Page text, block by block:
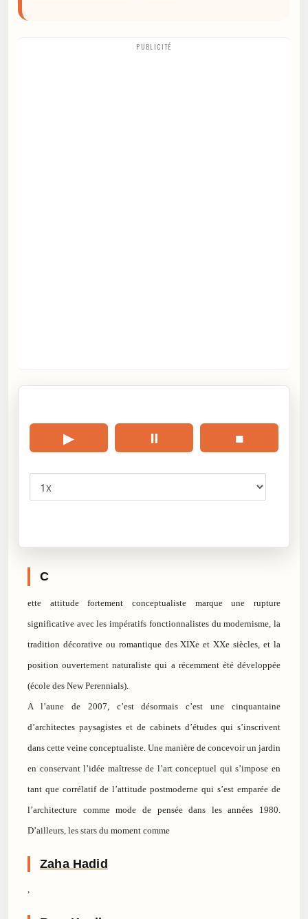
PUBLICITÉ
▶ ⏸ ■
C
ette attitude fortement conceptualiste marque une rupture
significative avec les impératifs fonctionnalistes du modernisme, la
tradition décorative ou romantique des XIXe et XXe siècles, et la
position ouvertement naturaliste qui a récemment été développée
(école des New Perennials).
A l’aune de 2007, c’est désormais c’est une cinquantaine
d’architectes paysagistes et de cabinets d’études qui s’inscrivent
dans cette veine conceptualiste. Une manière de concevoir un jardin
en conservant l’idée maîtresse de l’art conceptuel qui s’impose en
tant que corrélatif de l’attitude postmoderne qui s’est emparée de
l’architecture comme mode de pensée dans les années 1980.
D’ailleurs, les stars du moment comme
Zaha Hadid
,